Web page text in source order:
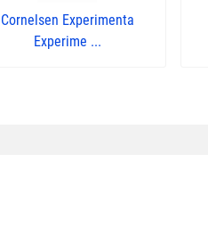
Cornelsen Experimenta
Experime ...